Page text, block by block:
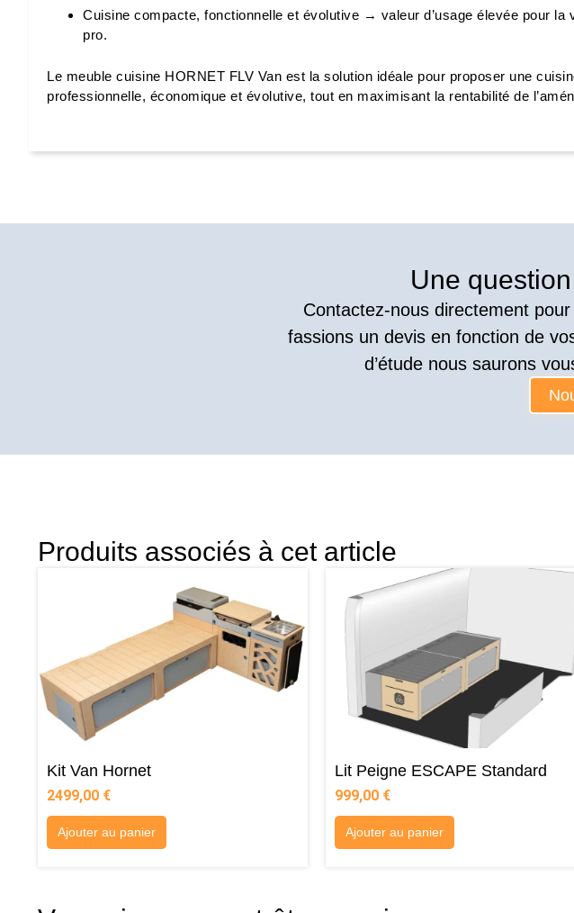
Cuisine compacte, fonctionnelle et évolutive → valeur d’usage élevée pour la
pro.
Le meuble cuisine HORNET FLV Van est la solution idéale pour proposer une
professionnelle, économique et évolutive, tout en maximisant la rentabilité de
Une
Contactez-nous directement
fassions un devis en fonction de
d’étude nous saurons
Produits associés à cet article
Kit Van Hornet
2499,00 €
Ajouter au panier
Lit Peigne ESCAPE Standard
999,00 €
Ajouter au panier